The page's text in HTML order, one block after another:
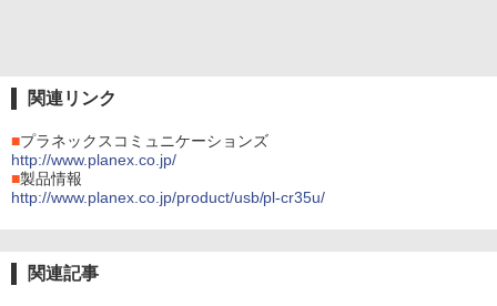
関連リンク
■プラネックスコミュニケーションズ
http://www.planex.co.jp/
■製品情報
http://www.planex.co.jp/product/usb/pl-cr35u/
関連記事